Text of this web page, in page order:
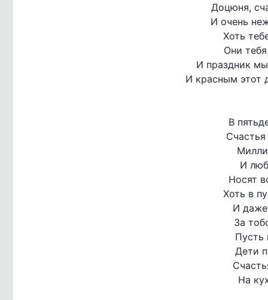
Доцюня,
И очень
Хоть
Они
И праздник
И красным этот
В
И
Носят
Хоть в
И даже
За
Пусть
Дети
На